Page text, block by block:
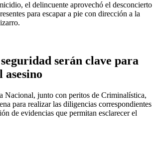
el delincuente aprovechó el desconcierto
para escapar a pie con dirección a la
serán clave para
Nacional, junto con peritos de Criminalística,
para realizar las diligencias correspondientes
de evidencias que permitan esclarecer el